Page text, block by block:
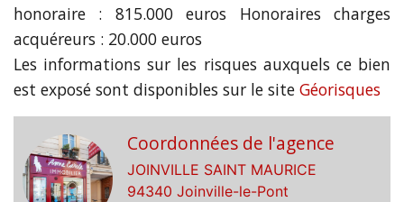
honoraire : 815.000 euros Honoraires charges
acquéreurs : 20.000 euros
Les informations sur les risques auxquels ce bien
est exposé sont disponibles sur le site Géorisques
Coordonnées de l'agence
JOINVILLE SAINT MAURICE
94340 Joinville-le-Pont